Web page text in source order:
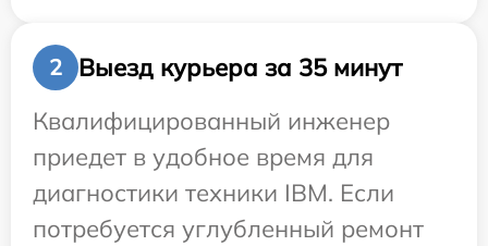
2
Выезд курьера за 35 минут
Квалифицированный инженер
приедет в удобное время для
диагностики техники IBM. Если
потребуется углубленный ремонт